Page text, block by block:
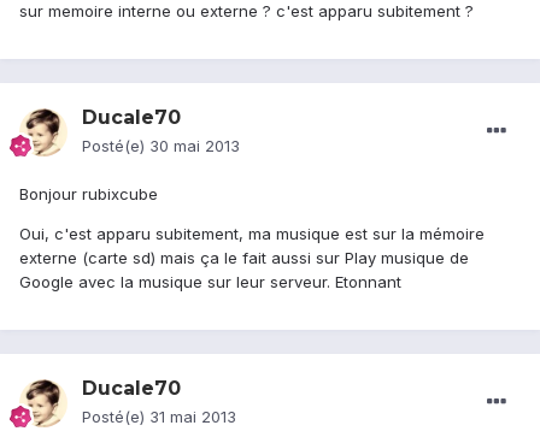
sur memoire interne ou externe ? c'est apparu subitement ?
Ducale70
Posté(e) 30 mai 2013
Bonjour rubixcube
Oui, c'est apparu subitement, ma musique est sur la mémoire
externe (carte sd) mais ça le fait aussi sur Play musique de
Google avec la musique sur leur serveur. Etonnant
Ducale70
Posté(e) 31 mai 2013